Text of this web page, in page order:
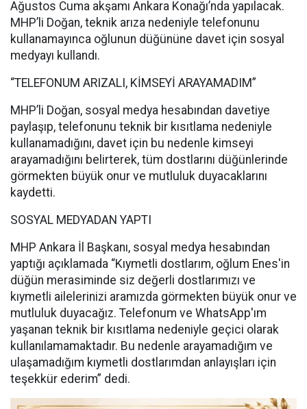
Ağustos Cuma akşamı Ankara Konağı’nda yapılacak.
MHP’li Doğan, teknik arıza nedeniyle telefonunu
kullanamayınca oğlunun düğününe davet için sosyal
medyayı kullandı.
“TELEFONUM ARIZALI, KİMSEYİ ARAYAMADIM”
MHP’li Doğan, sosyal medya hesabından davetiye
paylaşıp, telefonunu teknik bir kısıtlama nedeniyle
kullanamadığını, davet için bu nedenle kimseyi
arayamadığını belirterek, tüm dostlarını düğünlerinde
görmekten büyük onur ve mutluluk duyacaklarını
kaydetti.
SOSYAL MEDYADAN YAPTI
MHP Ankara İl Başkanı, sosyal medya hesabından
yaptığı açıklamada “Kıymetli dostlarım, oğlum Enes'in
düğün merasiminde siz değerli dostlarımızı ve
kıymetli ailelerinizi aramızda görmekten büyük onur ve
mutluluk duyacağız. Telefonum ve WhatsApp'ım
yaşanan teknik bir kısıtlama nedeniyle geçici olarak
kullanılamamaktadır. Bu nedenle arayamadığım ve
ulaşamadığım kıymetli dostlarımdan anlayışları için
teşekkür ederim” dedi.